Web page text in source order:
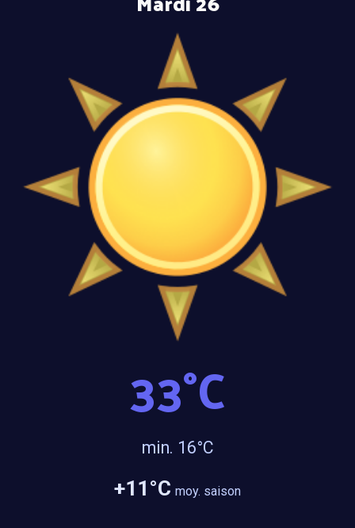
33°C
min. 16°C
+11°C moy. saison